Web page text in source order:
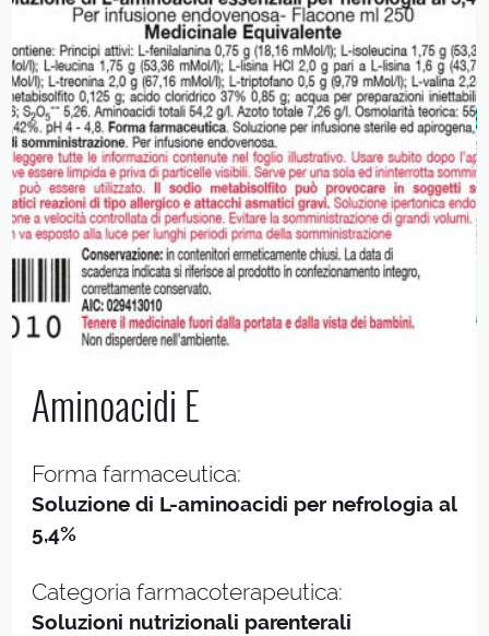
Aminoacidi E
Forma farmaceutica:
Soluzione di L-aminoacidi per nefrologia al
5,4%
Categoria farmacoterapeutica:
Soluzioni nutrizionali parenterali